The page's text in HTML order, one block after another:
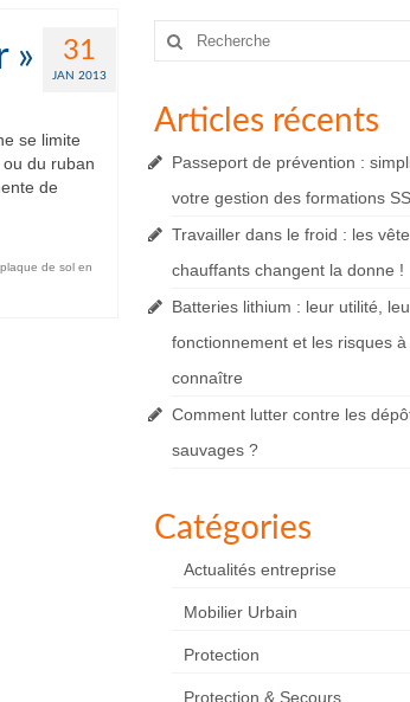
31
JAN 2013
»
se limite
du ruban
de
plaque de sol en
Rechercher
Articles récents
Passeport de prévention :
votre gestion des formations
Travailler dans le froid : les
chauffants changent la donne !
Batteries lithium : leur utilité,
fonctionnement et les risques à
connaître
Comment lutter contre les
sauvages ?
Catégories
Actualités entreprise
Mobilier Urbain
Protection
Protection & Secours